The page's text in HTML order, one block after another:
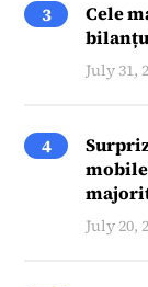
3
Cele
July 31,
4
July 20,